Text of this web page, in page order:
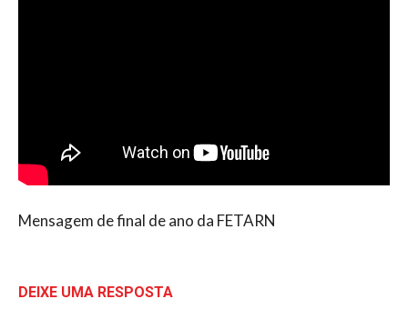
Mensagem de final de ano da FETARN
DEIXE UMA RESPOSTA